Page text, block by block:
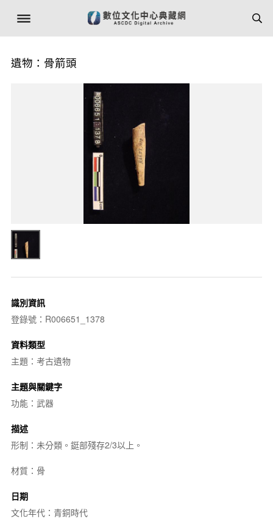
遺物：骨箭頭
識別資訊
登錄號：R006651_1378
資料類型
主題：考古遺物
主題與關鍵字
功能：武器
描述
形制：未分類。鋌部殘存2/3以上。
材質：骨
日期
文化年代：青銅時代